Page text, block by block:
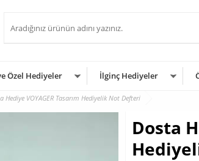
Özel Hediyeler İlginç Hediyeler
Hediye VOYAGER Tasarım Hediyelik Not Defteri
Dosta